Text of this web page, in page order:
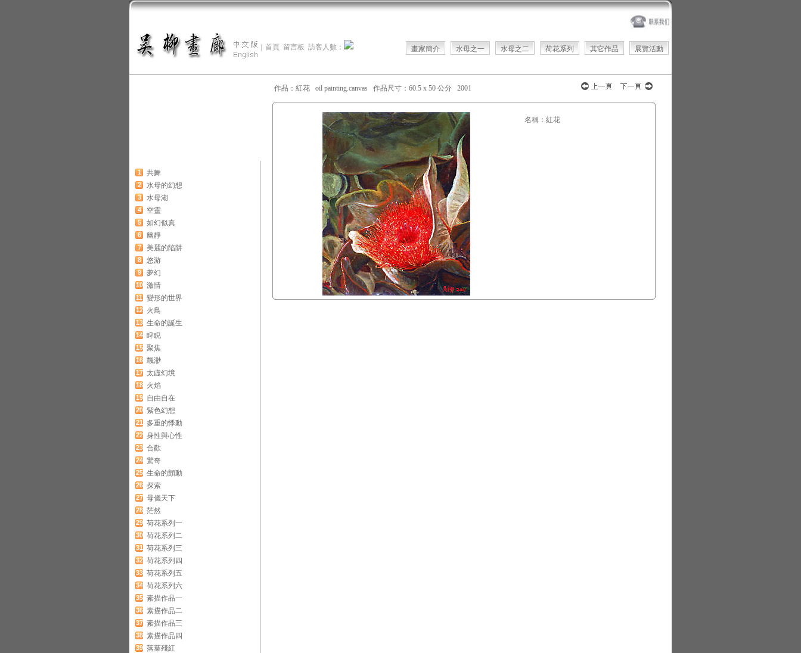
首頁 留言板 訪客人數： 畫家簡介 水母之一 水母之二 荷花系列 其它作品 展覽活動
1 共舞
2 水母的幻想
3 水母湖
4 空靈
5 如幻似真
6 幽靜
7 美麗的陷阱
8 悠游
9 夢幻
10 激情
11 變形的世界
12 火鳥
13 生命的誕生
14 睥睨
15 聚焦
16 飄渺
17 太虛幻境
18 火焰
19 自由自在
20 紫色幻想
21 多重的悸動
22 身性與心性
23 合歡
24 驚奇
25 生命的顫動
26 探索
27 母儀天下
28 茫然
29 荷花系列一
30 荷花系列二
31 荷花系列三
32 荷花系列四
33 荷花系列五
34 荷花系列六
35 素描作品一
36 素描作品二
37 素描作品三
38 素描作品四
39 落葉殘紅
作品：紅花 oil painting.canvas 作品尺寸：60.5 x 50 公分 2001
名稱：紅花